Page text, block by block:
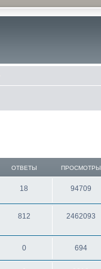
ОТВЕТЫ ПРОСМОТРЫ
18
т
в
е
94709П
р
о
с
812О
е
2462093П
с
0О
т
694П
р